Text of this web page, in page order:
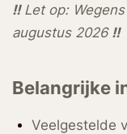
!!Let op:
augustus 2026 !!
Belangrijke
Veelgestelde